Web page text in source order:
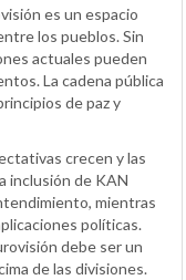
es un espacio
los pueblos. Sin
actuales pueden
La cadena pública
de paz y
crecen y las
inclusión de KAN
mientras
políticas.
debe ser un
de las divisiones.